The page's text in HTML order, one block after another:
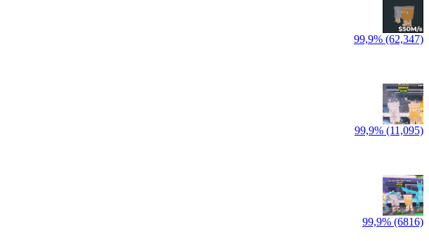
99,9% (62,347)
99,9% (11,095)
99,9% (6816)